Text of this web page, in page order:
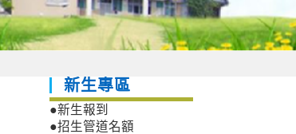
新生專區
●新生報到
●招生管道名額